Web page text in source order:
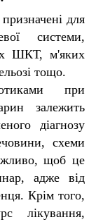
для
системи,
ШКТ, м'яких
тощо.
при
залежить
діагнозу
схеми
щоб це
адже від
Крім того,
лікування,